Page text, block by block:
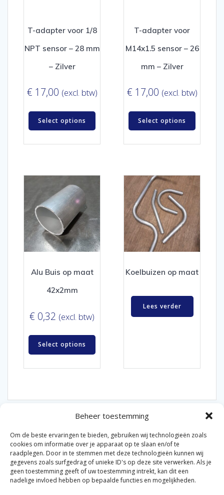
Beheer toestemming
Om de beste ervaringen te bieden, gebruiken wij technologieën zoals
cookies om informatie over je apparaat op te slaan en/of te
raadplegen. Door in te stemmen met deze technologieën kunnen wij
gegevens zoals surfgedrag of unieke ID's op deze site verwerken. Als je
geen toestemming geeft of uw toestemming intrekt, kan dit een
nadelige invloed hebben op bepaalde functies en mogelijkheden.
T-adapter voor 1/8
NPT sensor – 28 mm
– Zilver
€ 17,00 (excl. btw)
Select options
T-adapter voor
M14x1.5 sensor – 26
mm – Zilver
€ 17,00 (excl. btw)
Select options
Alu Buis op maat
42x2mm
€ 0,32 (excl. btw)
Select options
Koelbuizen op maat
Lees verder
© 2026 Van der Bel Las en Radiateurenbedrijf.